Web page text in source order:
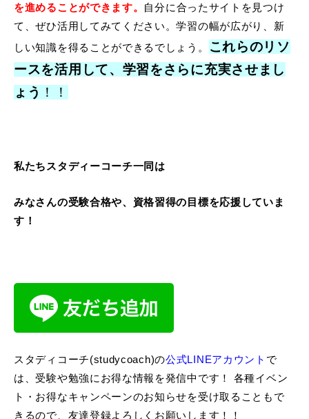
を進めることができます。 自分に合ったサイトを見つけ
て、ぜひ活用してみてください。学習の幅が広がり、新
しい知識を得ることができるでしょう。
これらのリソ
ースを活用して、学習をさらに充実させまし
ょう ！！
私たちスタディーコーチ一同は
みなさんの受験合格や、資格習得の目標を応援していま
す！
スタディコーチ(studycoach)の公式LINEアカウント で
は、受験や勉強にお得な情報を発信中です！ 各種イベン
ト・お得なキャンペーンのお知らせを受け取ることもで
きるので、友達登録よろしくお願いします！！